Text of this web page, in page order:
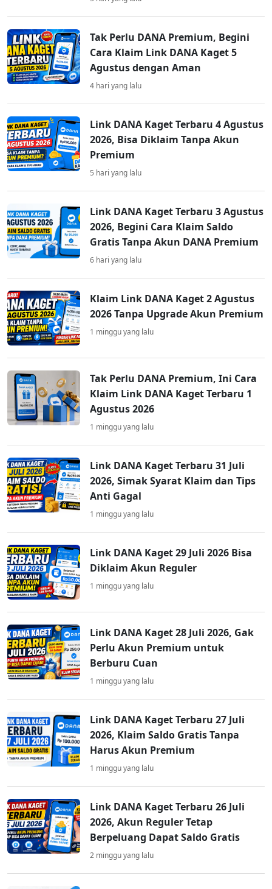
Tak Perlu DANA Premium, Begini
Cara Klaim Link DANA Kaget 5
Agustus dengan Aman
4 hari yang lalu
Link DANA Kaget Terbaru 4 Agustus
2026, Bisa Diklaim Tanpa Akun
Premium
5 hari yang lalu
Link DANA Kaget Terbaru 3 Agustus
2026, Begini Cara Klaim Saldo
Gratis Tanpa Akun DANA Premium
6 hari yang lalu
Klaim Link DANA Kaget 2 Agustus
2026 Tanpa Upgrade Akun Premium
1 minggu yang lalu
Tak Perlu DANA Premium, Ini Cara
Klaim Link DANA Kaget Terbaru 1
Agustus 2026
1 minggu yang lalu
Link DANA Kaget Terbaru 31 Juli
2026, Simak Syarat Klaim dan Tips
Anti Gagal
1 minggu yang lalu
Link DANA Kaget 29 Juli 2026 Bisa
Diklaim Akun Reguler
1 minggu yang lalu
Link DANA Kaget 28 Juli 2026, Gak
Perlu Akun Premium untuk
Berburu Cuan
1 minggu yang lalu
Link DANA Kaget Terbaru 27 Juli
2026, Klaim Saldo Gratis Tanpa
Harus Akun Premium
1 minggu yang lalu
Link DANA Kaget Terbaru 26 Juli
2026, Akun Reguler Tetap
Berpeluang Dapat Saldo Gratis
2 minggu yang lalu